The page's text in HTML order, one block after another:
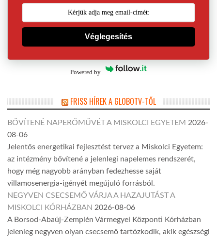
Véglegesítés
Powered by
FRISS HÍREK A GLOBOTV-TŐL
BŐVÍTENÉ NAPERŐMŰVÉT A MISKOLCI EGYETEM 2026-
08-06
Jelentős energetikai fejlesztést tervez a Miskolci Egyetem:
az intézmény bővítené a jelenlegi napelemes rendszerét,
hogy még nagyobb arányban fedezhesse saját
villamosenergia-igényét megújuló forrásból.
NEGYVEN CSECSEMŐ VÁRJA A HAZAJUTÁST A
MISKOLCI KÓRHÁZBAN 2026-08-06
A Borsod-Abaúj-Zemplén Vármegyei Központi Kórházban
jelenleg negyven olyan csecsemő tartózkodik, akik egészségi